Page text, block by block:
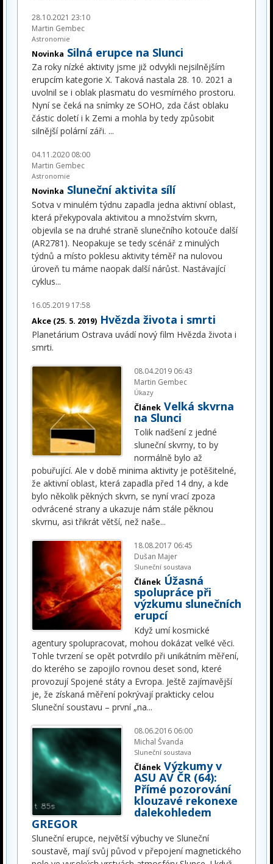
28.10.2021 23:10
Martin Gembec
Astronomie
Novinka Silná erupce na Slunci
Za roky nízké aktivity jsme již odvykli nejsilnějším
erupcím kategorie X. Taková nastala 28. 10. 2021 a
uvolnil se i oblak plasmatu do vesmírného prostoru.
Nyní se čeká na snímky ze SOHO, zda část oblaku
částic doletí i k Zemi a mohla by tedy způsobit
silnější polární záři. ...
04.11.2020 08:00
Martin Gembec
Astronomie
Novinka Sluneční aktivita sílí
Sotva v minulém týdnu zapadla jedna aktivní oblast,
která překypovala aktivitou a množstvím skvrn,
objevila se na druhé straně slunečního kotouče další
(AR2781). Neopakuje se tedy scénář z minulých
týdnů a místo poklesu aktivity téměř na nulovou
úroveň tu máme naopak další nárůst. Nastávající
cyklus...
16.05.2019 17:58
Akce (25. 5. 2019) Hvězda života i smrti
Planetárium Ostrava uvádí nový film Hvězda života i
smrti.
08.04.2019 06:43
Martin Gembec
Úkazy
Článek Velká skvrna
na Slunci
Tolik nadšení z jedné
sluneční skvrny, to by
normálně bylo až
pobuřující. Ale v době minima aktivity je potěšitelné,
že aktivní oblast, která zapadla před 14 dny, a kde
bylo několik pěkných skvrn, se nyní vrací zpoza
odvrácené strany a ukazuje nám stále pěknou
skvrnu, asi třikrát větší, než naše...
18.08.2017 06:45
Dušan Majer
Sluneční soustava
Článek Úžasná
spolupráce při
výzkumu slunečních
erupcí
Když umí kosmické
agentury spolupracovat, mohou dokázat velké věci.
Tohle tvrzení se opět potvrdilo při unikátním měření,
do kterého se zapojilo rovnou deset sond, které
provozují Spojené státy a Evropa. Ještě zajímavější
je, že získaná měření pokrývají prakticky celou
Sluneční soustavu – první „na...
08.06.2016 06:00
Michal Švanda
Sluneční soustava
Článek Výzkumy v
ASU AV ČR (64):
Přímé pozorování
klouzavé rekonexe
dalekohledem
GREGOR
Sluneční erupce, největší výbuchy ve Sluneční
soustavě, mají svůj původ v přepojení magnetického